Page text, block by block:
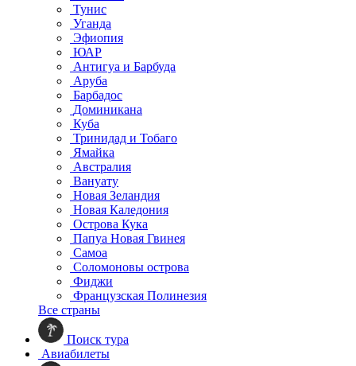
Тунис
Уганда
Эфиопия
ЮАР
Антигуа и Барбуда
Аруба
Барбадос
Доминикана
Куба
Тринидад и Тобаго
Ямайка
Австралия
Вануату
Новая Зеландия
Новая Каледония
Острова Кука
Папуа Новая Гвинея
Самоа
Соломоновы острова
Фиджи
Французская Полинезия
Все страны
Поиск тура
Авиабилеты